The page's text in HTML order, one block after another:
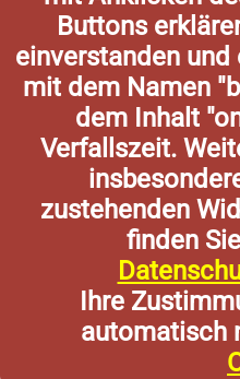
Buttons
einverstanden und
mit dem Namen
dem Inhalt
Verfallszeit.
zustehenden
finden
Ihre
automatisch